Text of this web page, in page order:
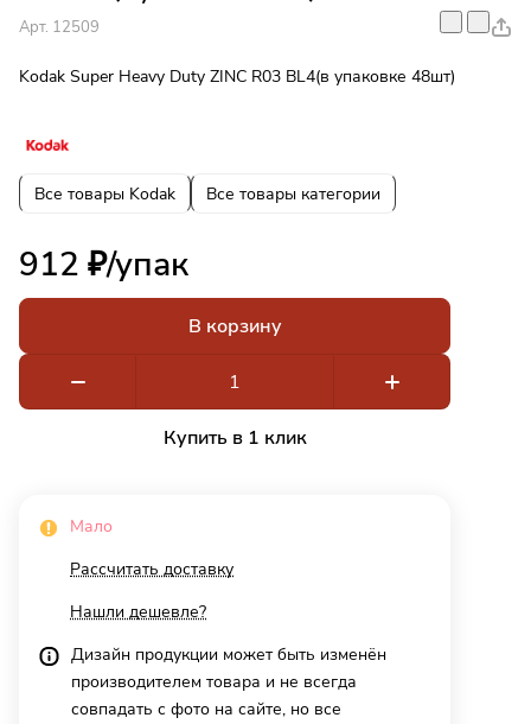
Арт. 12509
Kodak Super Heavy Duty ZINC R03 BL4(в упаковке 48шт)
Все товары Kodak Все товары категории
912 ₽/упак
В корзину
Купить в 1 клик
Мало
Рассчитать доставку
Нашли дешевле?
Дизайн продукции может быть изменён
производителем товара и не всегда
совпадать с фото на сайте, но все